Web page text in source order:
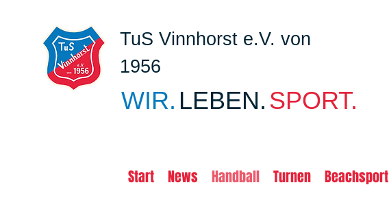
TuS Vinnhorst e.V. von
1956
WIR. LEBEN.SPORT.
Start News Handball Turnen Beachsport